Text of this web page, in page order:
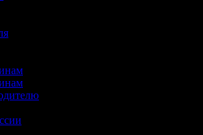
мы свяжемся с вами для
персональных данных